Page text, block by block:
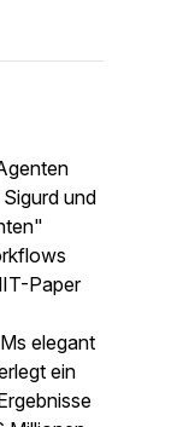
und
Paper
elegant
ein